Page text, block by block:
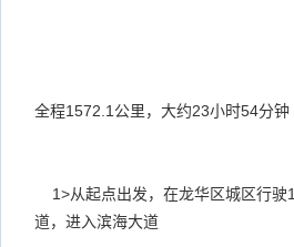
全程1572.1 公里，大约23小时54分钟
1>从起点出发，在龙华区城区行驶1
道，进入滨海大道